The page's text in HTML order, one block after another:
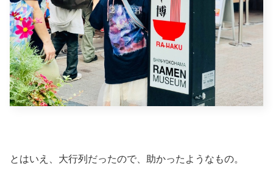
とはいえ、大行列だったので、助かったようなもの。